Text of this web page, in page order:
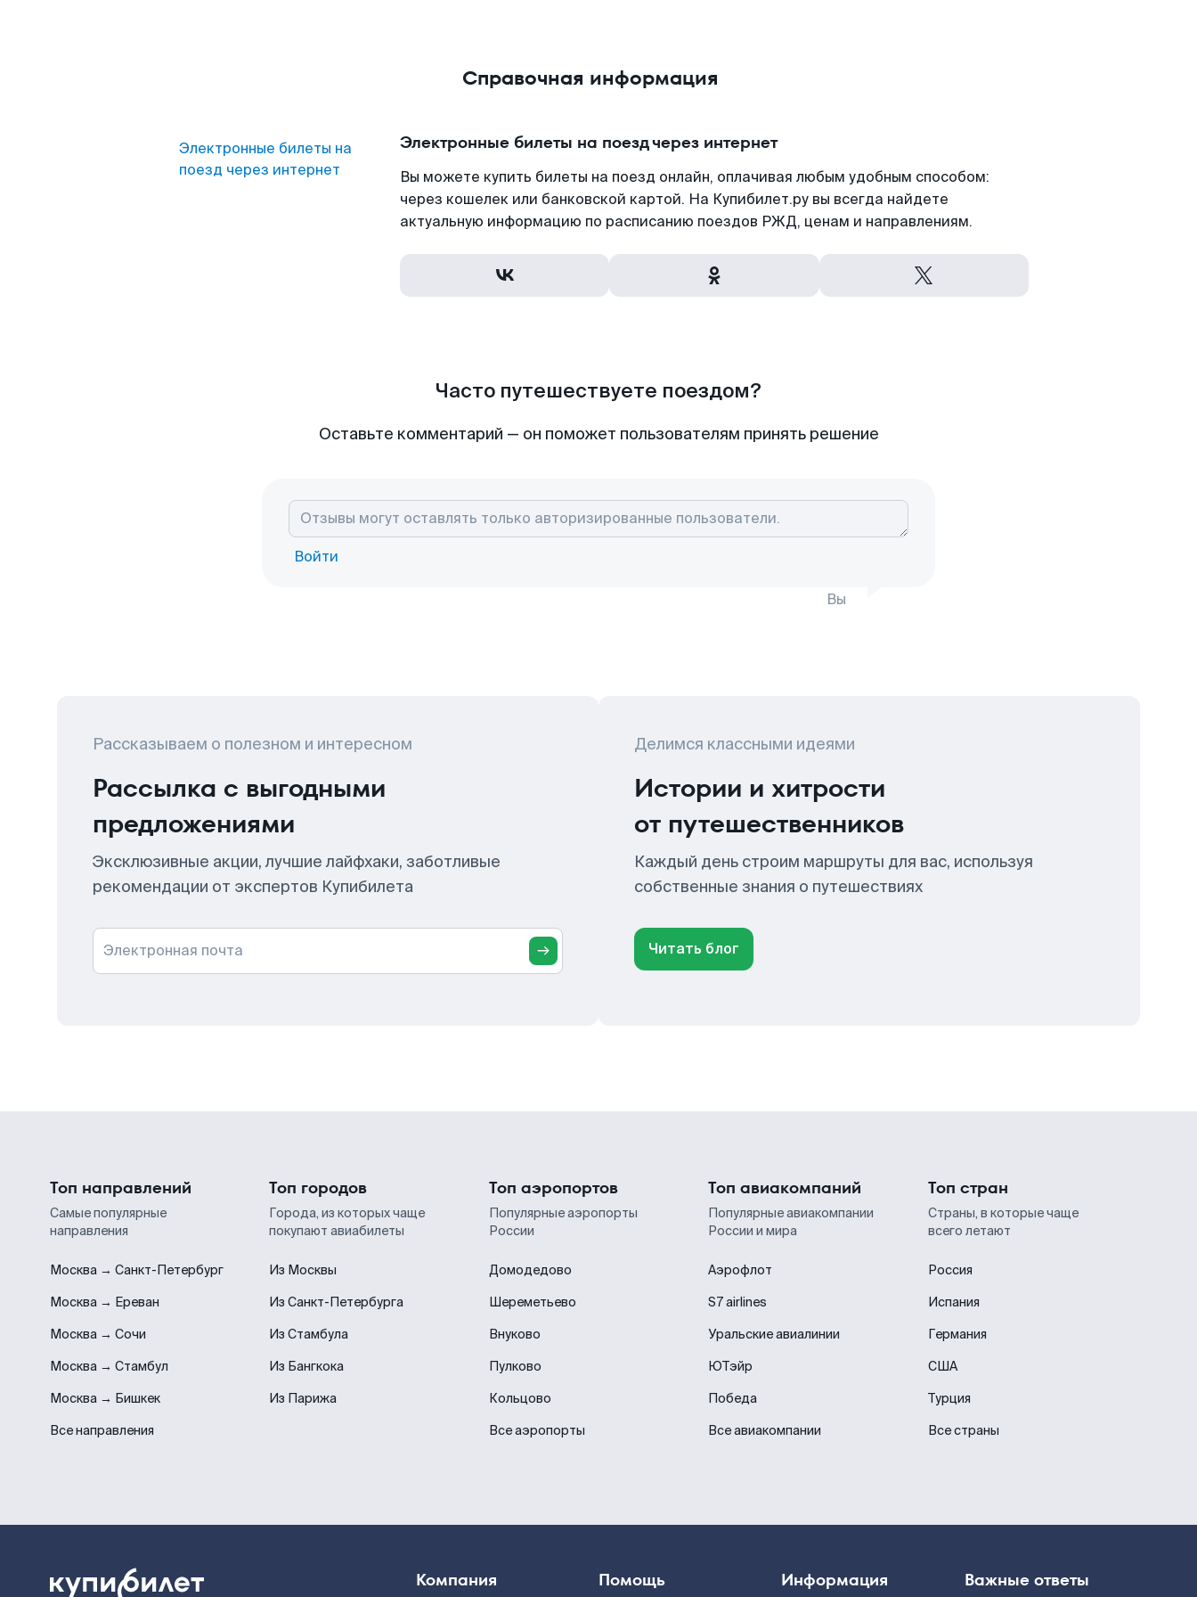
Справочная информация
Электронные билеты на
поезд через интернет
Электронные билеты на поезд через интернет
Вы можете купить билеты на поезд онлайн, оплачивая любым удобным способом:
через кошелек или банковской картой. На Купибилет.ру вы всегда найдете
актуальную информацию по расписанию поездов РЖД, ценам и направлениям.
Часто путешествуете поездом?
Оставьте комментарий — он поможет пользователям принять решение
Войти
Вы
Рассказываем о полезном и интересном
Рассылка с выгодными
предложениями
Эксклюзивные акции, лучшие лайфхаки, заботливые
рекомендации от экспертов Купибилета
Электронная почта
Делимся классными идеями
Истории и хитрости
от путешественников
Каждый день строим маршруты для вас, используя
собственные знания о путешествиях
Читать блог
Топ направлений
Самые популярные
направления
Москва → Санкт-Петербург
Москва → Ереван
Москва → Сочи
Москва → Стамбул
Москва → Бишкек
Все направления
Топ городов
Города, из которых чаще
покупают авиабилеты
Из Москвы
Из Санкт-Петербурга
Из Стамбула
Из Бангкока
Из Парижа
Топ аэропортов
Популярные аэропорты
России
Домодедово
Шереметьево
Внуково
Пулково
Кольцово
Все аэропорты
Топ авиакомпаний
Популярные авиакомпании
России и мира
Аэрофлот
S7 airlines
Уральские авиалинии
ЮТэйр
Победа
Все авиакомпании
Топ стран
Страны, в которые чаще
всего летают
Россия
Испания
Германия
США
Турция
Все страны
Компания Помощь Информация Важные ответы